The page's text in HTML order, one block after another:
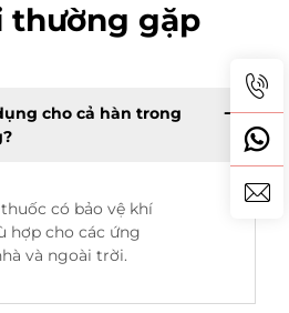
thường gặp
cho cả hàn trong
có bảo vệ khí
hợp cho các ứng
và ngoài trời.